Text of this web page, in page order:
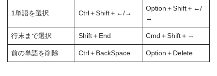
1単語を選択 Ctrl＋Shift＋←/→
Option＋Shift＋←/
→
行末まで選択 Shift＋End Cmd＋Shift＋→
前の単語を削除 Ctrl＋BackSpace Option＋Delete